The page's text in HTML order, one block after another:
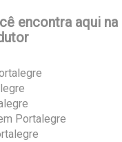
encontra aqui na
Portalegre